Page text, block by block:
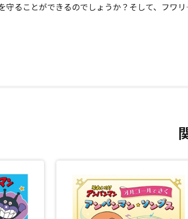
守ることができるのでしょうか？そして、フワ